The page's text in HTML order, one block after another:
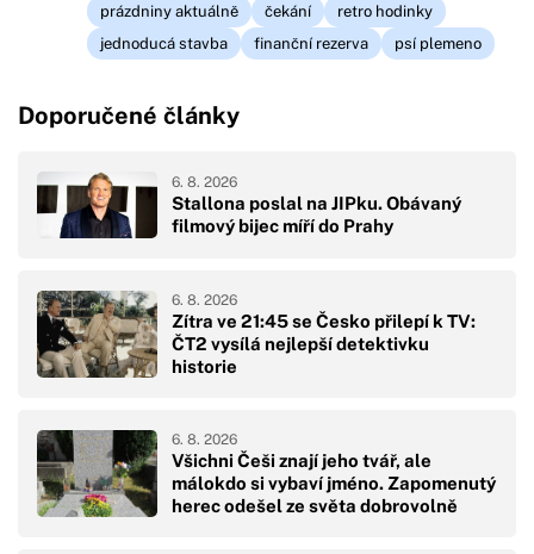
prázdniny aktuálně
čekání
retro hodinky
jednoducá stavba
finanční rezerva psí plemeno
Doporučené články
Stallona poslal na JIPku. Obávaný
filmový bijec míří do Prahy
6. 8. 2026
Zítra ve 21:45 se Česko přilepí k TV:
ČT2 vysílá nejlepší detektivku
historie
6. 8. 2026
Všichni Češi znají jeho tvář, ale
málokdo si vybaví jméno. Zapomenutý
herec odešel ze světa dobrovolně
6. 8. 2026